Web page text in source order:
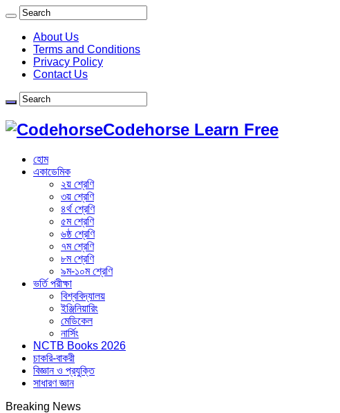
About Us
Terms and Conditions
Privacy Policy
Contact Us
Codehorse Learn Free
হোম
একাডেমিক
২য় শ্রেণি
৩য় শ্রেণি
৪র্থ শ্রেণি
৫ম শ্রেণি
৬ষ্ঠ শ্রেণি
৭ম শ্রেণি
৮ম শ্রেণি
৯ম-১০ম শ্রেণি
ভর্তি পরীক্ষা
বিশ্ববিদ্যালয়
ইঞ্জিনিয়ারিং
মেডিকেল
নার্সিং
NCTB Books 2026
চাকরি-বাকরী
বিজ্ঞান ও প্রযুক্তি
সাধারণ জ্ঞান
Breaking News